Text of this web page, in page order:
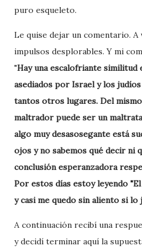
puro esqueleto.
Le quise dejar un comentario. A
impulsos desplorables. Y mi
"Hay una escalofriante similitud
asediados por Israel y los
tantos otros lugares. Del
maltrador puede ser un
algo muy desasosegante está
ojos y no sabemos qué decir ni
conclusión esperanzadora
Por estos días estoy leyendo
y casi me quedo sin aliento si lo
A continuación recibí una
y decidí terminar aquí la